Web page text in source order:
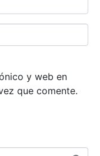
y web en
que comente.